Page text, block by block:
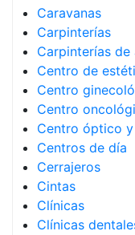
Caravanas
Carpinterías
Carpinterías de
Centro de
Centro
Centro
Centro óptico
Centros de día
Cerrajeros
Cintas
Clínicas
Clínicas